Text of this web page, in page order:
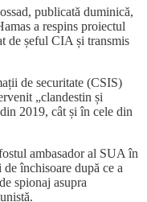
publicată duminică,
a respins proiectul
de șeful CIA și transmis
de securitate (CSIS)
„clandestin și
2019, cât și în cele din
ambasador al SUA în
închisoare după ce a
spionaj asupra